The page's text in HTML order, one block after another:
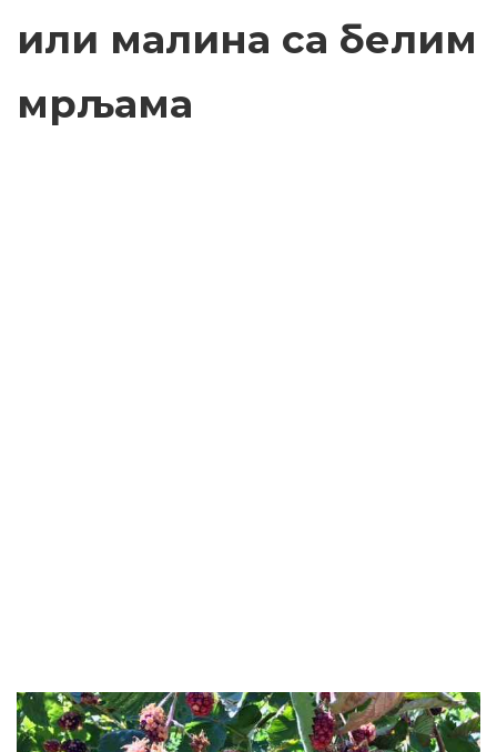
или малина са белим
мрљама